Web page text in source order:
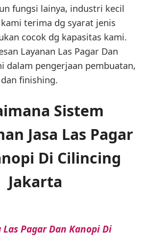
fungsi lainya, industri kecil
terima dg syarat jenis
cocok dg kapasitas kami.
Layanan Las Pagar Dan
dalam pengerjaan pembuatan,
finishing.
Sistem
Jasa Las Pagar
Di Cilincing
Jakarta
Las Pagar Dan Kanopi Di